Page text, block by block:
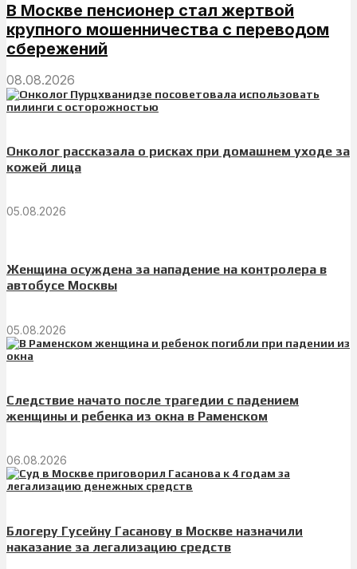
В Москве пенсионер стал жертвой
крупного мошенничества с переводом
сбережений
08.08.2026
Онколог рассказала о рисках при домашнем уходе за
кожей лица
05.08.2026
Женщина осуждена за нападение на контролера в
автобусе Москвы
05.08.2026
Следствие начато после трагедии с падением
женщины и ребенка из окна в Раменском
06.08.2026
Блогеру Гусейну Гасанову в Москве назначили
наказание за легализацию средств